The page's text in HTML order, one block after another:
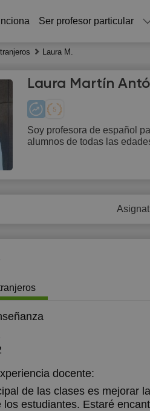
Ser profesor particular
Laura M.
Laura Martín
Soy profesora de español
alumnos de todas las
docente:
de las clases es mejorar
los estudiantes. Estaré